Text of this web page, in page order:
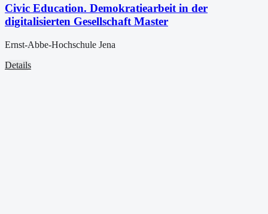
Civic Education. Demokratiearbeit in der
digitalisierten Gesellschaft Master
Ernst-Abbe-Hochschule Jena
Details